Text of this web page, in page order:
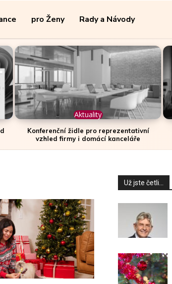
pro Ženy Rady a Návody
Aktuality
Konferenční židle pro reprezentativní
vzhled firmy i domácí kanceláře
Už jste četli...